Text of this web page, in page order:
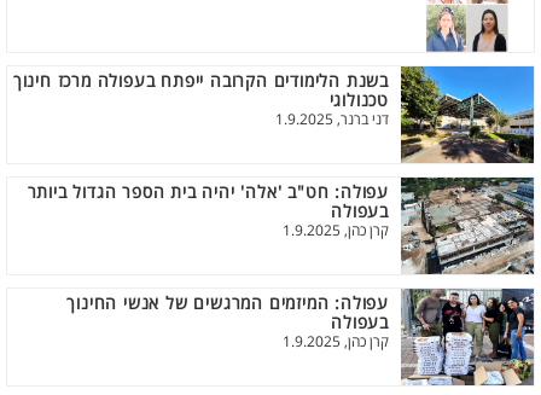
בשנת הלימודים הקרובה ייפתח בעפולה מרכז חינוך
טכנולוגי
דני ברנר, 1.9.2025
עפולה: חט"ב 'אלה' יהיה בית הספר הגדול ביותר
בעפולה
קרן כהן, 1.9.2025
עפולה: המיזמים המרגשים של אנשי החינוך
בעפולה
קרן כהן, 1.9.2025